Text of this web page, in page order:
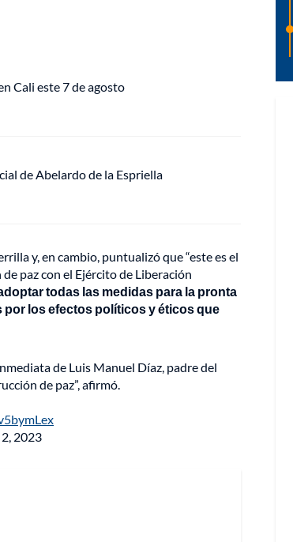
Cali este 7 de agosto
de Abelardo de la Espriella
y, en cambio, puntualizó que “este es el
paz con el Ejército de Liberación
todas las medidas para la pronta
los efectos políticos y éticos que
de Luis Manuel Díaz, padre del
de paz”, afirmó.
2023